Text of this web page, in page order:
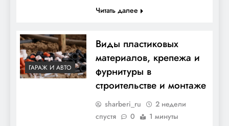
Читать далее
ГАРАЖ И АВТО
Виды пластиковых
материалов, крепежа и
фурнитуры в
строительстве и монтаже
sharberi_ru
2 недели
спустя
0 1 минуты